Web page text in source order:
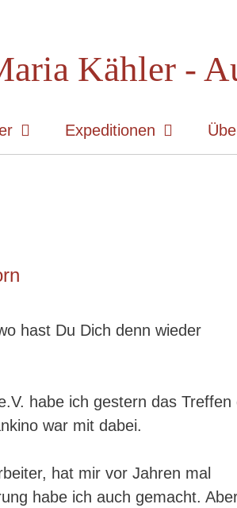
Kähler -
Expeditionen
hast Du Dich denn wieder
habe ich gestern das Treffen
war mit dabei.
hat mir vor Jahren mal
habe ich auch gemacht.